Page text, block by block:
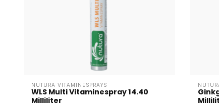
NUTURA VITAMINESPRAYS
WLS Multi Vitaminespray 14.40
Milliliter